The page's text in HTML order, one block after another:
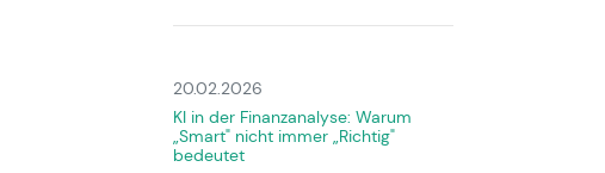
20.02.2026
KI in der Finanzanalyse: Warum
„Smart" nicht immer „Richtig"
bedeutet